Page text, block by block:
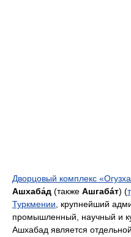
Дворцовый комплекс
Ашхаба́д (также Ашгабáт) (
Туркмении , крупнейший
промышленный, научный и
Ашхабад является